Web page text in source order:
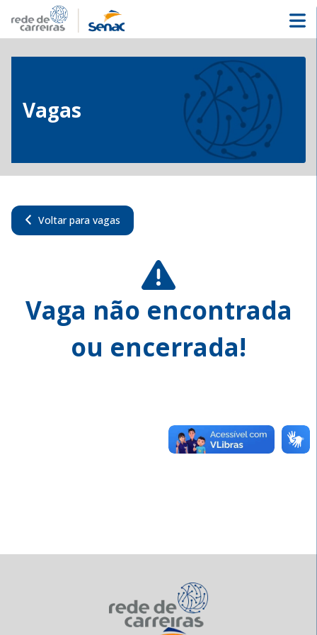
Vagas
Voltar para vagas
Vaga não encontrada
ou encerrada!